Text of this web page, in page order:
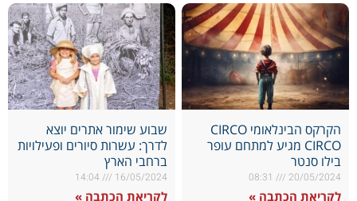
הקרקס הבינלאומי CIRCO
CIRCO מגיע למתחם עופר
בילו סנטר
20/05/2024
לקריאת הכתבה »
שבוע שימור אתרים יוצא
לדרך: עשרות סיורים ופעילויות
ברחבי הארץ
16/05/2024
לקריאת הכתבה »